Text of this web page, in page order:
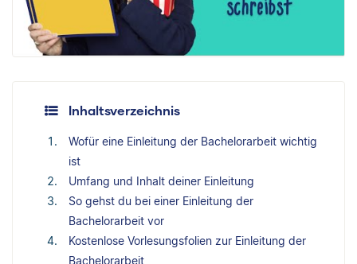
Inhaltsverzeichnis
Wofür eine Einleitung der Bachelorarbeit wichtig
ist
Umfang und Inhalt deiner Einleitung
So gehst du bei einer Einleitung der
Bachelorarbeit vor
Kostenlose Vorlesungsfolien zur Einleitung der
Bachelorarbeit